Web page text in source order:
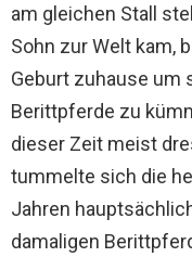
am gleichen Stall
Sohn zur Welt kam,
Geburt zuhause um
Berittpferde zu
dieser Zeit meist
tummelte sich die
Jahren
damaligen